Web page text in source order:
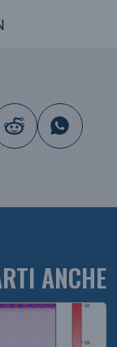
ANCHE